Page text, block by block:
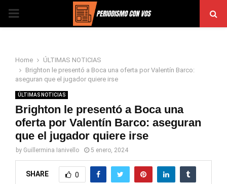
PRIMARY
Home
ÚLTIMAS NOTICIAS
Brighton le presentó a Boca una oferta por Valentín Barco:
aseguran que el jugador quiere irse
ÚLTIMAS NOTICIAS
Brighton le presentó a Boca una
oferta por Valentín Barco: aseguran
que el jugador quiere irse
by Guillermina Ianivello 5 enero, 2024
SHARE 0